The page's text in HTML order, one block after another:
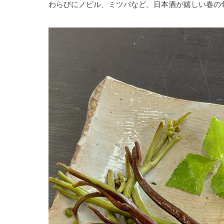
わらびにノビル、ミツバなど、日本酒が嬉しい春の